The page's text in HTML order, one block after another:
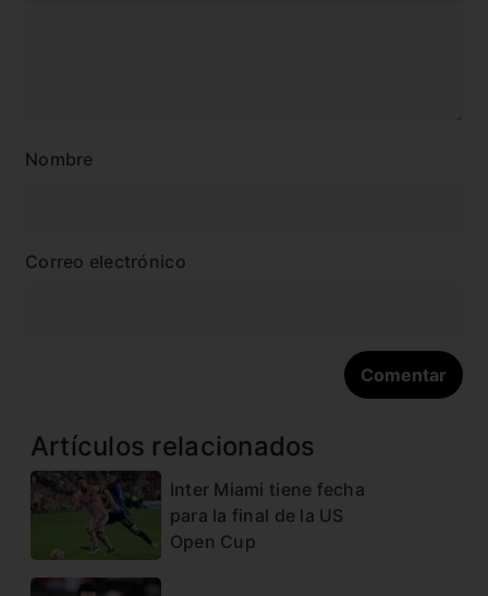
Nombre
Correo electrónico
Artículos relacionados
Inter Miami tiene fecha
para la final de la US
Open Cup